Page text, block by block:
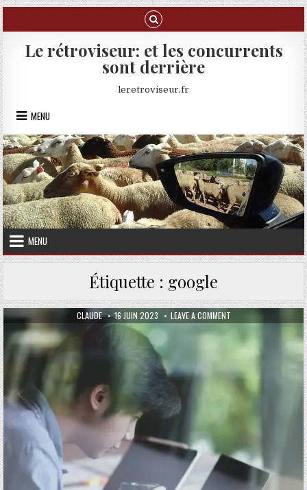
Skip to content
Le rétroviseur: et les concurrents
sont derrière
leretroviseur.fr
MENU
MENU
Étiquette : google
AUTHOR:
CLAUDE PUBLISHED DATE:
16 JUIN 2023 LEAVE A COMMENTON CONSEILS POUR